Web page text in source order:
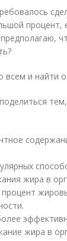
процент,
всем и найти
жира в
жира в